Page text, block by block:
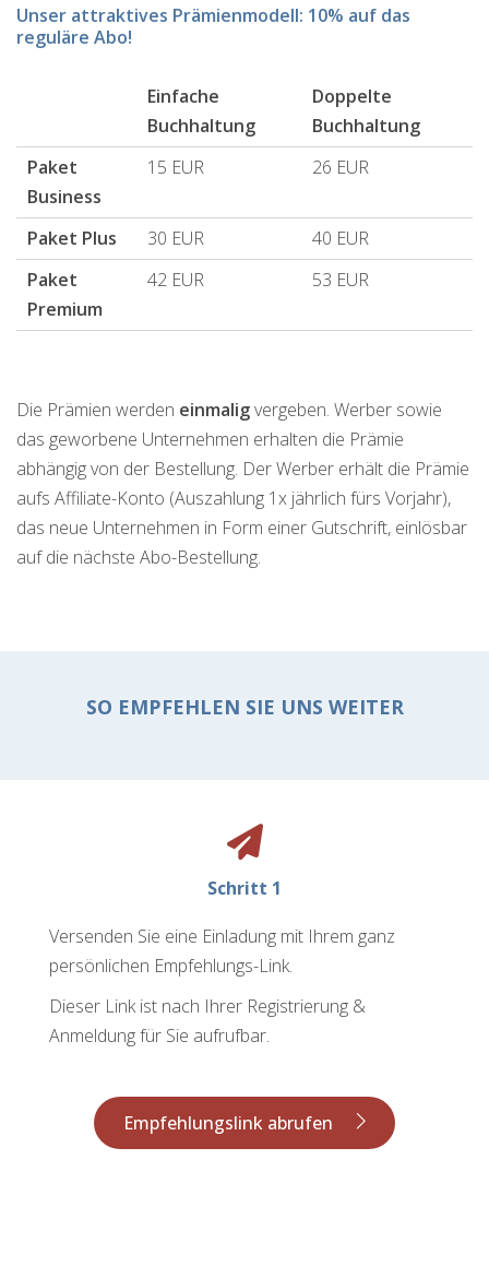
Unser attraktives Prämienmodell: 10% auf das
reguläre Abo!
Einfache
Buchhaltung
Doppelte
Buchhaltung
Paket
Business
15 EUR 26 EUR
Paket Plus 30 EUR
40 EUR
Paket
Premium
42 EUR 53 EUR
Die Prämien werden einmaligvergeben. Werber sowie
das geworbene Unternehmen erhalten die Prämie
abhängig von der Bestellung. Der Werber erhält die Prämie
aufs Affiliate-Konto (Auszahlung 1x jährlich fürs Vorjahr),
das neue Unternehmen in Form einer Gutschrift, einlösbar
auf die nächste Abo-Bestellung.
SO EMPFEHLEN SIE UNS WEITER
Schritt 1
Versenden Sie eine Einladung mit Ihrem ganz
persönlichen Empfehlungs-Link.
Dieser Link ist nach Ihrer Registrierung &
Anmeldung für Sie aufrufbar.
Empfehlungslink abrufen